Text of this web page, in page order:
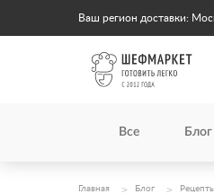
Ваш регион доставки:
Все
Главная Блог